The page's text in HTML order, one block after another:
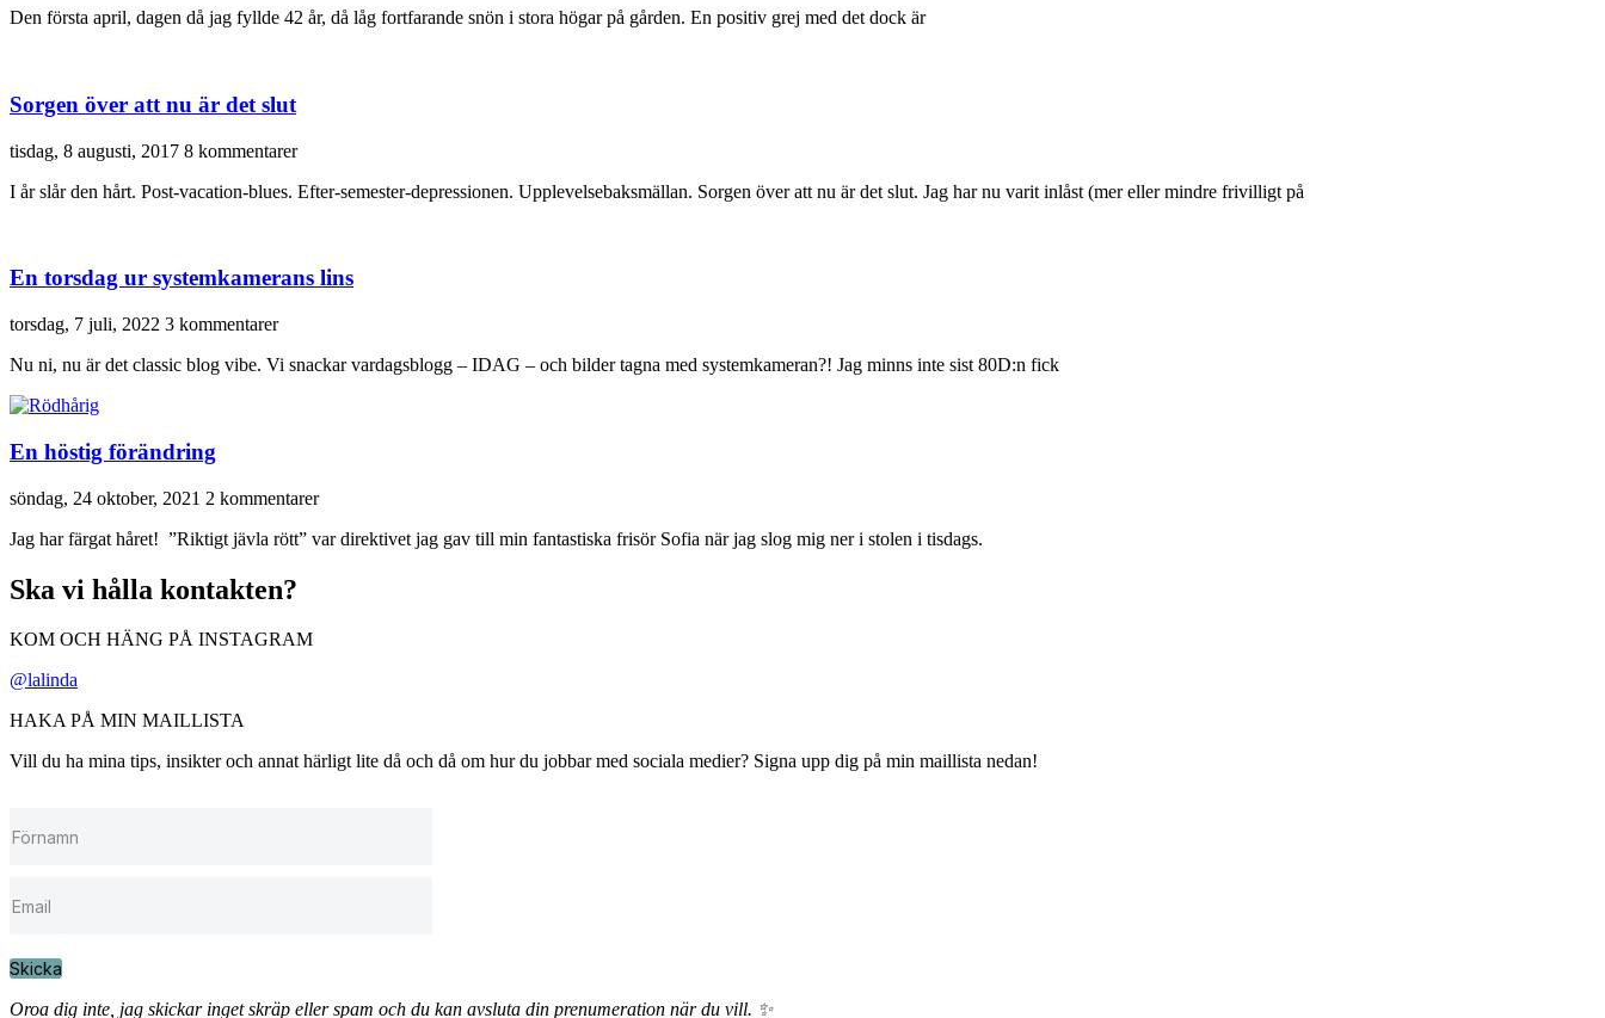
Den första april, dagen då jag fyllde 42 år, då låg fortfarande snön i stora högar på gården. En positiv grej med det dock är
Sorgen över att nu är det slut
tisdag, 8 augusti, 2017 8 kommentarer
I år slår den hårt. Post-vacation-blues. Efter-semester-depressionen. Upplevelsebaksmällan. Sorgen över att nu är det slut. Jag har nu varit inlåst (mer eller mindre frivilligt på
En torsdag ur systemkamerans lins
torsdag, 7 juli, 2022 3 kommentarer
Nu ni, nu är det classic blog vibe. Vi snackar vardagsblogg – IDAG – och bilder tagna med systemkameran?! Jag minns inte sist 80D:n fick
En höstig förändring
söndag, 24 oktober, 2021 2 kommentarer
Jag har färgat håret! ”Riktigt jävla rött” var direktivet jag gav till min fantastiska frisör Sofia när jag slog mig ner i stolen i tisdags.
Ska vi hålla kontakten?
KOM OCH HÄNG PÅ INSTAGRAM
@lalinda
HAKA PÅ MIN MAILLISTA
Vill du ha mina tips, insikter och annat härligt lite då och då om hur du jobbar med sociala medier? Signa upp dig på min maillista nedan!
Skicka
Oroa dig inte, jag skickar inget skräp eller spam och du kan avsluta din prenumeration när du vill. ✨